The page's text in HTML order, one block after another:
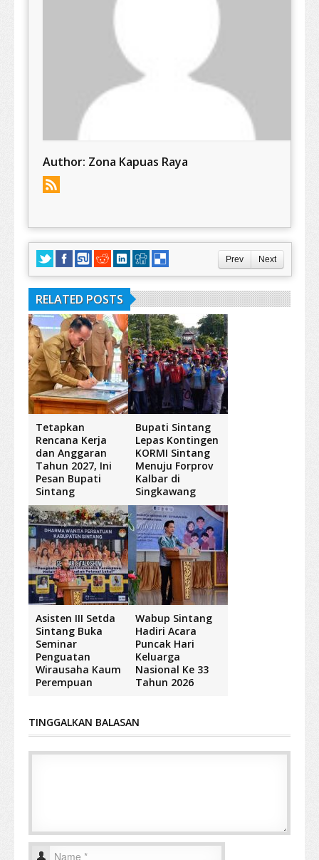
Author: Zona Kapuas Raya
Prev Next
RELATED POSTS
Tetapkan
Rencana Kerja
dan Anggaran
Tahun 2027, Ini
Pesan Bupati
Sintang
Bupati Sintang
Lepas Kontingen
KORMI Sintang
Menuju Forprov
Kalbar di
Singkawang
Asisten III Setda
Sintang Buka
Seminar
Penguatan
Wirausaha Kaum
Perempuan
Wabup Sintang
Hadiri Acara
Puncak Hari
Keluarga
Nasional Ke 33
Tahun 2026
TINGGALKAN BALASAN